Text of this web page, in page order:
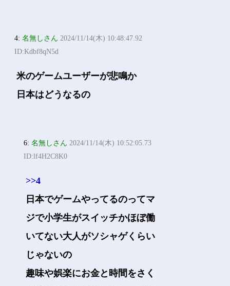
4:名無しさん 2024/11/14(木) 10:48:47.92
ID:Kdbf8qN5d
米のゲームユーザーが悲鳴か
日本はどうなるの
6:名無しさん 2024/11/14(木) 10:52:05.73
ID:lf4H2C8K0
>>4
日本でゲームやってるのってマ
ジで小学生がスイッチかほぼ働
いてない大人がソシャゲくらい
じゃないの
趣味や娯楽にお金と時間をさく